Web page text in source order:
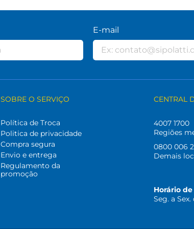
E-mail
SOBRE O SERVIÇO
Política de Troca
Politica de privacidade
Compra segura
Envio e entrega
Regulamento da
promoção
CENTRAL
4007 1700
Regiões
0800 006
Demais
Horário
Seg. a